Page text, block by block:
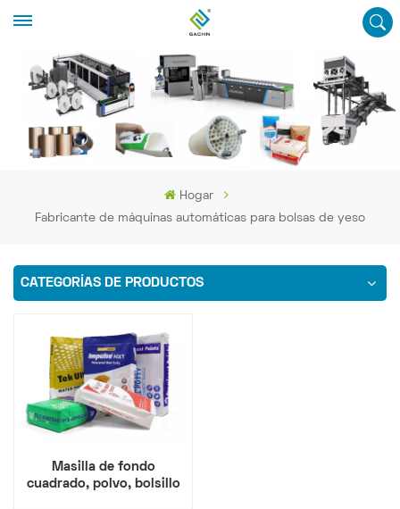
Hogar
Fabricante de máquinas automáticas para bolsas de yeso
CATEGORÍAS DE PRODUCTOS
Masilla de fondo
cuadrado, polvo, bolsillo